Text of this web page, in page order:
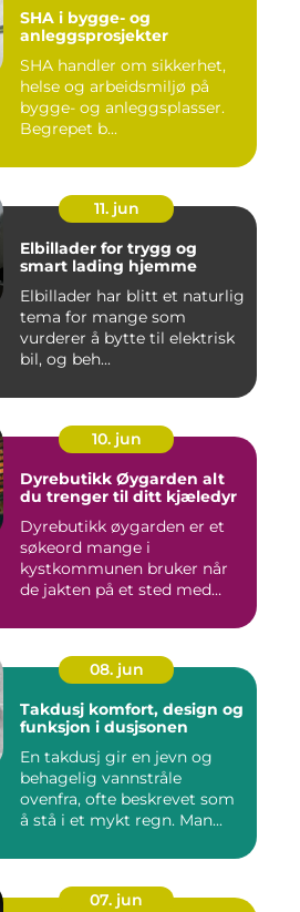
SHA i bygge- og
anleggsprosjekter
SHA handler om sikkerhet,
helse og arbeidsmiljø på
bygge- og anleggsplasser.
Begrepet b...
11. jun
Elbillader for trygg og
smart lading hjemme
Elbillader har blitt et naturlig
tema for mange som
vurderer å bytte til elektrisk
bil, og beh...
10. jun
Dyrebutikk Øygarden alt
du trenger til ditt kjæledyr
Dyrebutikk øygarden er et
søkeord mange i
kystkommunen bruker når
de jakten på et sted med
08. jun
Takdusj komfort, design og
funksjon i dusjsonen
En takdusj gir en jevn og
behagelig vannstråle
ovenfra, ofte beskrevet som
å stå i et mykt regn. Man...
07. jun